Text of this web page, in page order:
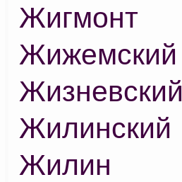
Жигмонт
Жижемский
Жизневский
Жилинский
Жилин